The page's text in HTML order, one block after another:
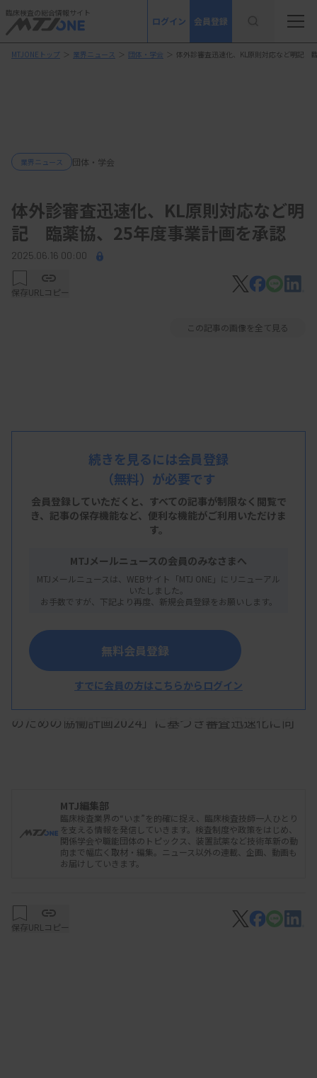
臨床検査の総合情報サイト
ログイン 会員登録
MTJONEトップ ＞ 業界ニュース ＞ 団体・学会 ＞ 体外診審査迅速化、KL原則対応など明記
業界ニュース 団体・学会
体外診審査迅速化、KL原則対応など明
記 臨薬協、25年度事業計画を承認
2025.06.16 00:00
保存URLコピー
この記事の画像を全て見る
日本臨床検査薬協会は5月23日の総会と臨時理事
会で、2025年度事業計画を承認した。厚生労働省
のための協働計画2024」に基づき審査迅速化に向
「体外診断用医薬品規制と審査の最適化のための
議を経て2024年3月に策定。体外診の開発プロセス
と規制の最適化を目指すもので、企業が承認申請す
続きを見るには会員登録
（無料）が必要です
会員登録していただくと、すべての記事が制限なく閲覧で
き、 記事の保存機能など、便利な機能がご利用いただけま
す。
MTJメールニュースの会員のみなさまへ
MTJメールニュースは、WEBサイト「MTJ ONE」にリニューアル
いたしました。
お手数ですが、下記より再度、新規会員登録をお願いします。
無料会員登録
すでに会員の方はこちらからログイン
MTJ編集部
臨床検査業界の“いま”を的確に捉え、臨床検査技師一人ひとり
を支える情報を発信していきます。検査制度や政策をはじめ、
関係学会や職能団体のトピックス、装置試薬など技術革新の動
向まで幅広く取材・編集。ニュース以外の連載、企画、動画も
お届けしていきます。
保存URLコピー